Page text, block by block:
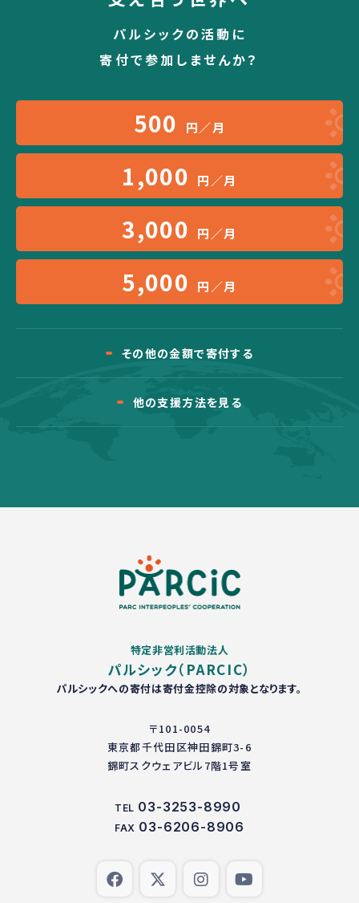
パルシックの活動に
寄付で参加しませんか？
500 円／月
1,000 円／月
3,000 円／月
5,000 円／月
その他の金額で寄付する
他の支援方法を見る
特定非営利活動法人
パルシック（PARCIC）
パルシックへの寄付は寄付金控除の対象となります。
〒101-0054
東京都千代田区神田錦町3-6
錦町スクウェアビル7階1号室
TEL 03-3253-8990
FAX 03-6206-8906